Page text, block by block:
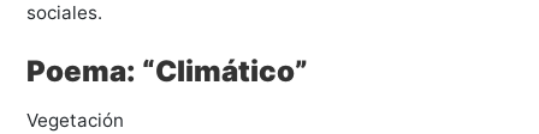
sociales.
Poema: “Climático”
Vegetación